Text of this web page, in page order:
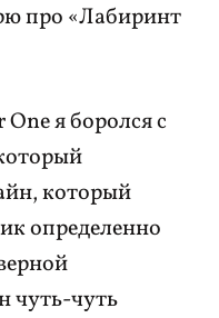
про «Лабиринт
я боролся с
который
определенно
чуть-чуть